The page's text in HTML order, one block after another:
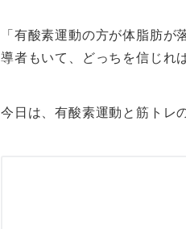
「有酸素運動の方が体脂肪
導者もいて、どっちを信じれ
今日は、有酸素運動と筋トレ